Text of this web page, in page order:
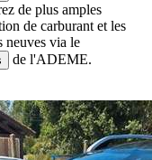
de plus amples
de carburant et les
neuves via le
de l'ADEME.